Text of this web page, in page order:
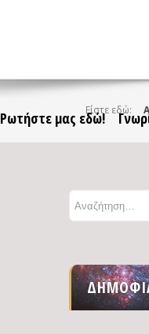
Ρωτήστε μας εδώ!Είστε εδώ: